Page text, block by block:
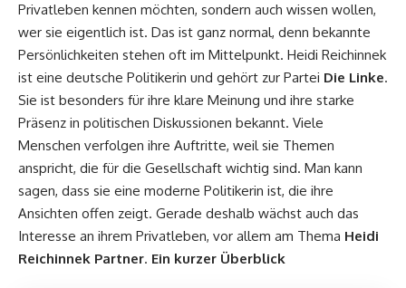
Privatleben kennen möchten, sondern auch wissen wollen,
wer sie eigentlich ist. Das ist ganz normal, denn bekannte
Persönlichkeiten stehen oft im Mittelpunkt. Heidi Reichinnek
ist eine deutsche Politikerin und gehört zur Partei Die Linke.
Sie ist besonders für ihre klare Meinung und ihre starke
Präsenz in politischen Diskussionen bekannt. Viele
Menschen verfolgen ihre Auftritte, weil sie Themen
anspricht, die für die Gesellschaft wichtig sind. Man kann
sagen, dass sie eine moderne Politikerin ist, die ihre
Ansichten offen zeigt. Gerade deshalb wächst auch das
Interesse an ihrem Privatleben, vor allem am Thema Heidi
Reichinnek Partner. Ein kurzer Überblick